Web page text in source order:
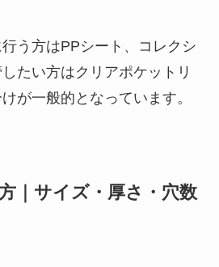
う方はPPシート、コレクシ
たい方はクリアポケットリ
が一般的となっています。
｜サイズ・厚さ・穴数